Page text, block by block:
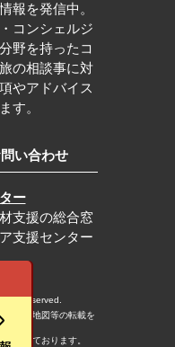
報を発信中。
コンシェルジ
野を持ったコ
の相談事に対
やアドバイス
す。
い合わせ
ー
支援の総合窓
支援センター
reserved.
スト・地図等の転載を
。
用しております。